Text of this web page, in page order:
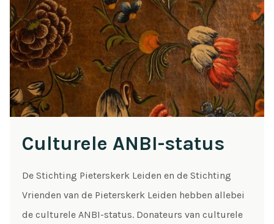
Culturele ANBI-status
De Stichting Pieterskerk Leiden en de Stichting
Vrienden van de Pieterskerk Leiden hebben allebei
de culturele ANBI-status. Donateurs van culturele